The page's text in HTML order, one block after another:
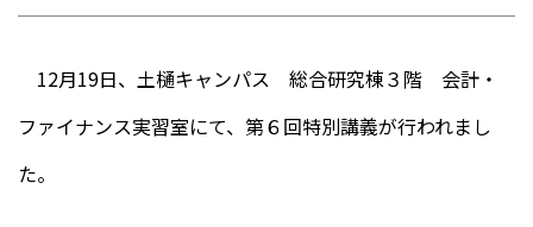
12月19日、土樋キャンパス 総合研究棟３階 会計・
ファイナンス実習室にて、第６回特別講義が行われまし
た。